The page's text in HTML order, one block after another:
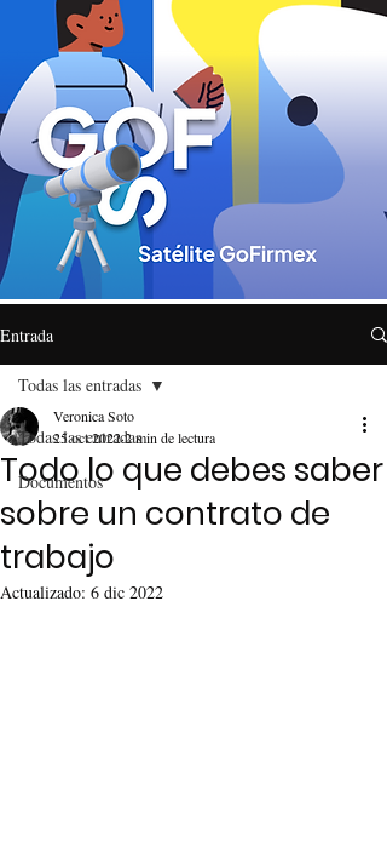
Entrada
Todas las entradas
Documentos
Todas las entradas
Todo lo que debes saber
sobre un contrato de
trabajo
Veronica Soto
25 oct 20222 min de lectura
Actualizado: 6 dic 2022